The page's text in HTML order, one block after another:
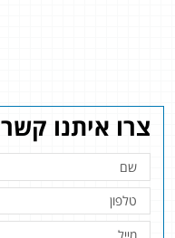
צרו איתנו קשר